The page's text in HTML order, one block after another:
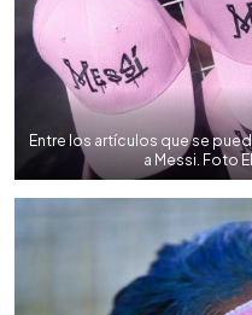
Entre los artículos que se
a Messi. Foto